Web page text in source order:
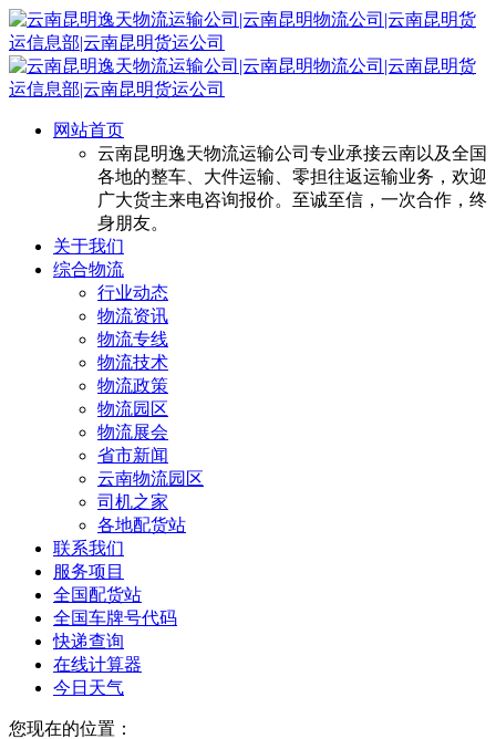
网站首页
云南昆明逸天物流运输公司专业承接云南以及全国
各地的整车、大件运输、零担往返运输业务，欢迎
广大货主来电咨询报价。至诚至信，一次合作，终
身朋友。
关于我们
综合物流
行业动态
物流资讯
物流专线
物流技术
物流政策
物流园区
物流展会
省市新闻
云南物流园区
司机之家
各地配货站
联系我们
服务项目
全国配货站
全国车牌号代码
快递查询
在线计算器
今日天气
您现在的位置：